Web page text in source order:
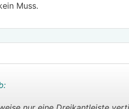
Muss.